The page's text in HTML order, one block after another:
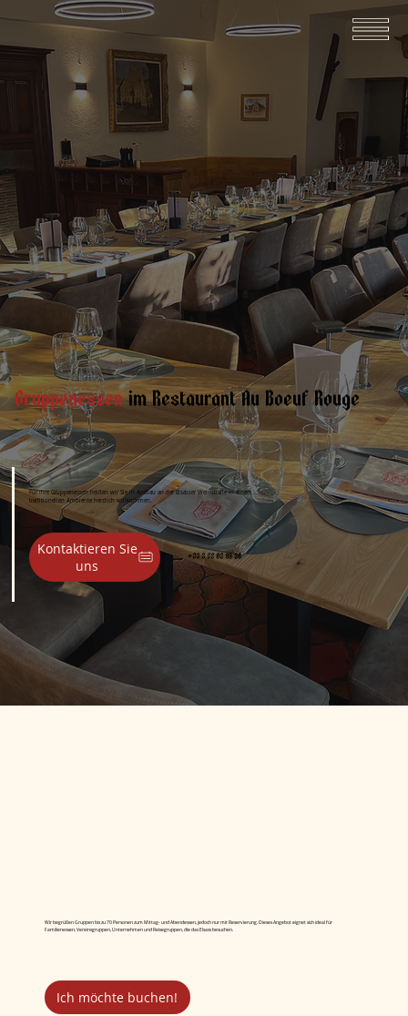
Gruppenessenim Restaurant Au Boeuf Rouge
Für Ihre Gruppenessen heißen wir Sie in Andlau an der Elsässer Weinstraße in einem
traditionellen Ambiente herzlich willkommen.
Kontaktieren Sie
uns
+33 3 88 08 96 26
Wir begrüßen Gruppen bis zu 70 Personen zum Mittag- und Abendessen, jedoch nur mit Reservierung. Dieses Angebot eignet sich ideal für
Familienessen, Vereinsgruppen, Unternehmen und Reisegruppen, die das Elsass besuchen.
Ich möchte buchen!